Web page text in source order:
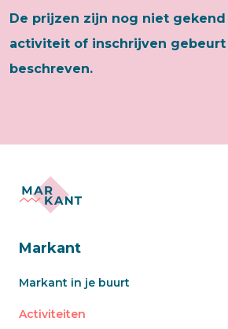
De prijzen zijn nog niet
activiteit of inschrijven gebeurt
beschreven.
Markant
Markant in je buurt
Activiteiten